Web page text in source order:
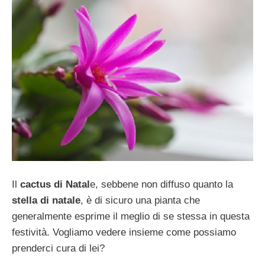
Il cactus di Natale, sebbene non diffuso quanto la
stella di natale, è di sicuro una pianta che
generalmente esprime il meglio di se stessa in questa
festività. Vogliamo vedere insieme come possiamo
prenderci cura di lei?